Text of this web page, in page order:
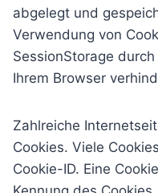
abgelegt und
Verwendung von
SessionStorage
Ihrem Browser
Zahlreiche
Cookies. Viele
Cookie-ID. Eine